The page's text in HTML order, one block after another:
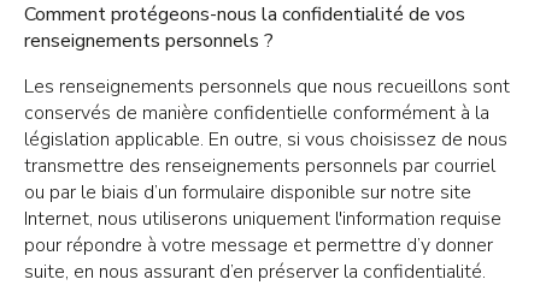
Comment protégeons-nous la confidentialité de vos
renseignements personnels ?
Les renseignements personnels que nous recueillons sont
conservés de manière confidentielle conformément à la
législation applicable. En outre, si vous choisissez de nous
transmettre des renseignements personnels par courriel
ou par le biais d’un formulaire disponible sur notre site
Internet, nous utiliserons uniquement l'information requise
pour répondre à votre message et permettre d’y donner
suite, en nous assurant d’en préserver la confidentialité.